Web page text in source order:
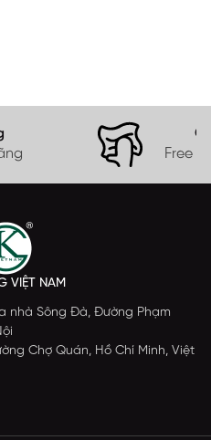
Free
VIỆT NAM
nhà Sông Đà, Đường Phạm
Chợ Quán, Hồ Chí Minh, Việt